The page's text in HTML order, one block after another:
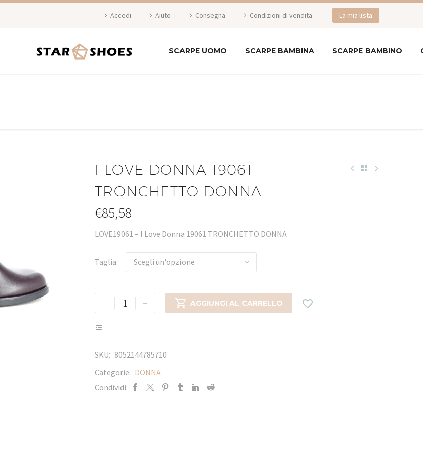
Accedi Aiuto Consegna Condizioni di vendita La mia lista
SCARPE UOMO SCARPE BAMBINA SCARPE BAMBINO
I LOVE DONNA 19061
TRONCHETTO DONNA
€85,58
LOVE19061 – I Love Donna 19061 TRONCHETTO DONNA
Taglia Scegli un'opzione
- +  AGGIUNGI AL CARRELLO 
SKU: 8052144785710
Categorie: DONNA
Condividi: